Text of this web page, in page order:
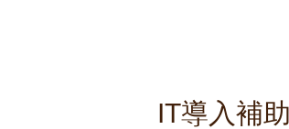
IT導入補